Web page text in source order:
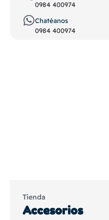
0984 400974
Chatéanos
0984 400974
Tienda
Accesorios